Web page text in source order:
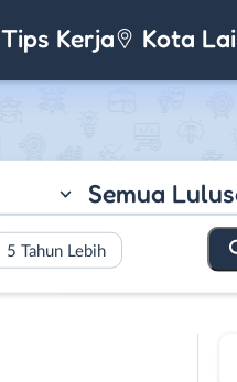
Tips Kerja Kota
Semua
5 Tahun Lebih